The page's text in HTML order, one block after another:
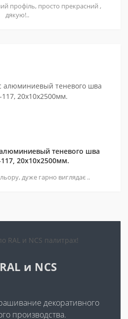
профіль, просто прекрасний ,
дякую!..
теневого шва
20х10х2500мм.
дуже гарно виглядає ..
и NCS
декоративного
производства.